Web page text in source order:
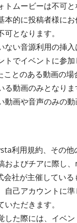
ムービーは不可と
的に投稿者様にお
となります。
い音源利用の挿入
トでイベントに参
とのある動画の場
る動画のみとなりま
動画や音声のみの
利用規約、その他
およびチアに際し
社が主催している
自己アカウントに
ただきます。
た際には、イベ